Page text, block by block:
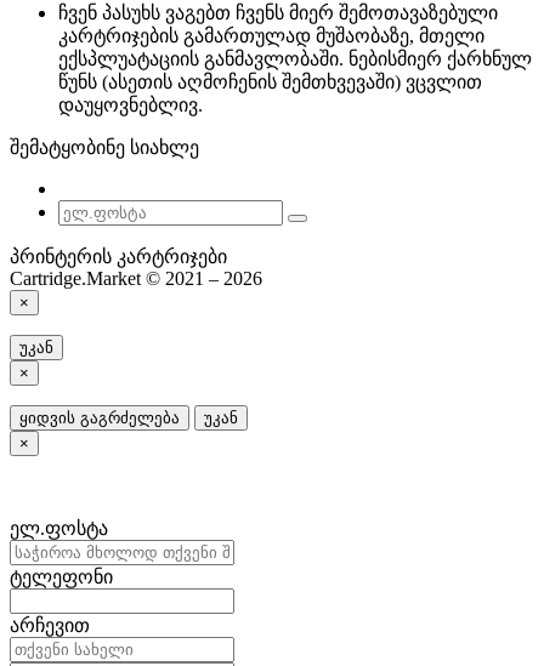
ჩვენ პასუხს ვაგებთ ჩვენს მიერ შემოთავაზებული
კარტრიჯების გამართულად მუშაობაზე, მთელი
ექსპლუატაციის განმავლობაში. ნებისმიერ ქარხნულ
წუნს (ასეთის აღმოჩენის შემთხვევაში) ვცვლით
დაუყოვნებლივ.
შემატყობინე სიახლე
პრინტერის კარტრიჯები
Cartridge.Market © 2021 – 2026
×
უკან
×
ყიდვის გაგრძელება
უკან
×
ელ.ფოსტა
ტელეფონი
არჩევით